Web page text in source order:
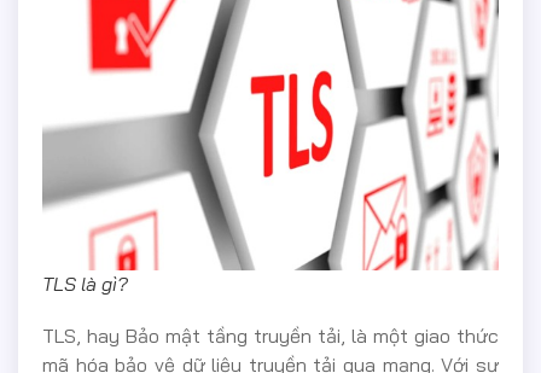
TLS là gì?
TLS, hay Bảo mật tầng truyền tải, là một giao thức
mã hóa bảo vệ dữ liệu truyền tải qua mạng. Với sự